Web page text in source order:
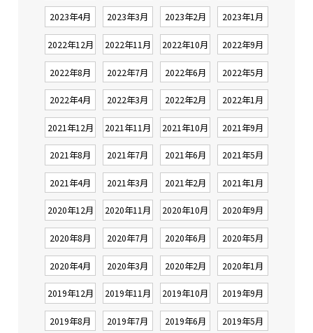
2023年4月 2023年3月 2023年2月 2023年1月
2022年12月 2022年11月 2022年10月 2022年9月
2022年8月 2022年7月 2022年6月 2022年5月
2022年4月 2022年3月 2022年2月 2022年1月
2021年12月 2021年11月 2021年10月 2021年9月
2021年8月 2021年7月 2021年6月 2021年5月
2021年4月 2021年3月 2021年2月 2021年1月
2020年12月 2020年11月 2020年10月 2020年9月
2020年8月 2020年7月 2020年6月 2020年5月
2020年4月 2020年3月 2020年2月 2020年1月
2019年12月 2019年11月 2019年10月 2019年9月
2019年8月 2019年7月 2019年6月 2019年5月